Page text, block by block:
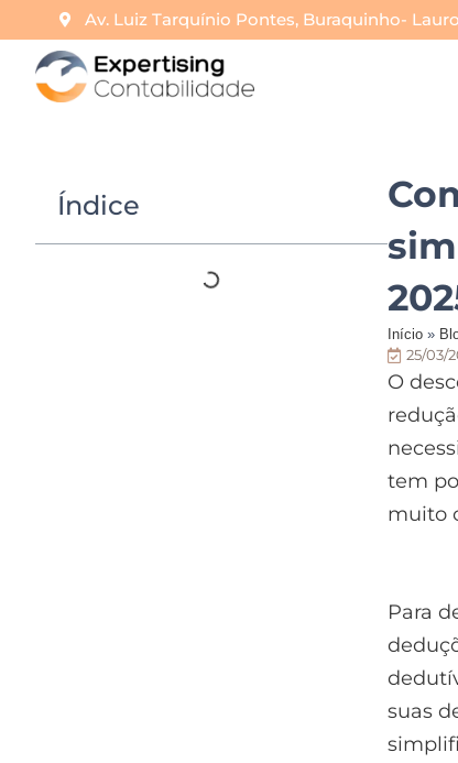
Av. Luiz Tarquínio Pontes, Buraquinho-
Índice
Início »
25/03/
O
tem
muito
Para
suas